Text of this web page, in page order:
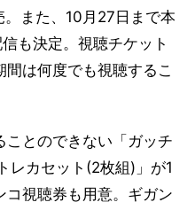
また、10月27日まで本
も決定。視聴チケット
は何度でも視聴するこ
ことのできない「ガッチ
レカセット(2枚組)」が1
コ視聴券も用意。ギガン